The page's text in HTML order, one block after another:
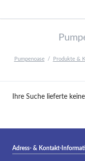
Pumpenoase Produkte &
Ihre Suche lieferte
Adress- & Kontakt-